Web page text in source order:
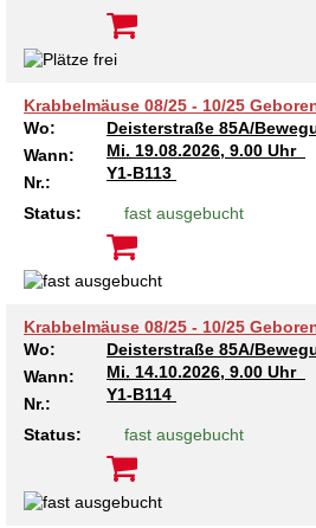
Kindertagesstätte
Kindertagesstätte
Kindertagesstätte
Familienzentrum
Hör- und
Kindertagesstätte
Kindertagesstätte
Kindertagesstätte Schweriner
Familienzentrum
Kindertagesstätte Sylter Weg
Kindertagesstätte
Kindertagesstätte
Krabbelmäuse 08/25 - 10/25
Wo:
Deisterstraße 85A/
Wann:
Mi. 19.08.2026, 9.00 Uhr
Nr.:
Y1-B113
Status: fast ausgebucht
Krabbelmäuse 08/25 - 10/25
Wo:
Deisterstraße 85A/
Wann:
Mi. 14.10.2026, 9.00 Uhr
Nr.:
Y1-B114
Status: fast ausgebucht